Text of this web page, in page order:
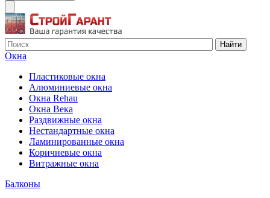
Найти
Окна
Пластиковые окна
Алюминиевые окна
Окна Rehau
Окна Века
Раздвижные окна
Нестандартные окна
Ламинированные окна
Коричневые окна
Витражные окна
Балконы